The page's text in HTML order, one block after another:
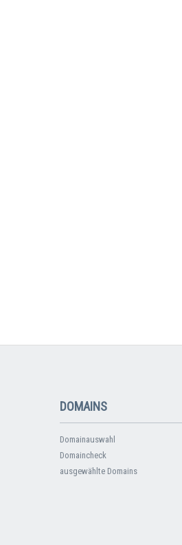
DOMAINS
Domainauswahl
Domaincheck
ausgewählte Domains